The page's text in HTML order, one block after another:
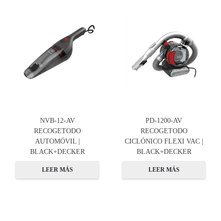
NVB-12-AV
RECOGETODO
AUTOMÓVIL |
BLACK+DECKER
LEER MÁS
PD-1200-AV
RECOGETODO
CICLÓNICO FLEXI VAC |
BLACK+DECKER
LEER MÁS